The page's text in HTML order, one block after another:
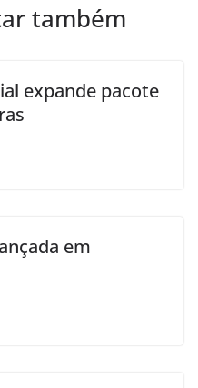
também
expande pacote
em